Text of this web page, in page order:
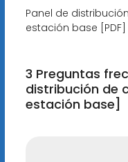
Panel de
estación base [PDF]
3 Preguntas
distribución de
estación base]